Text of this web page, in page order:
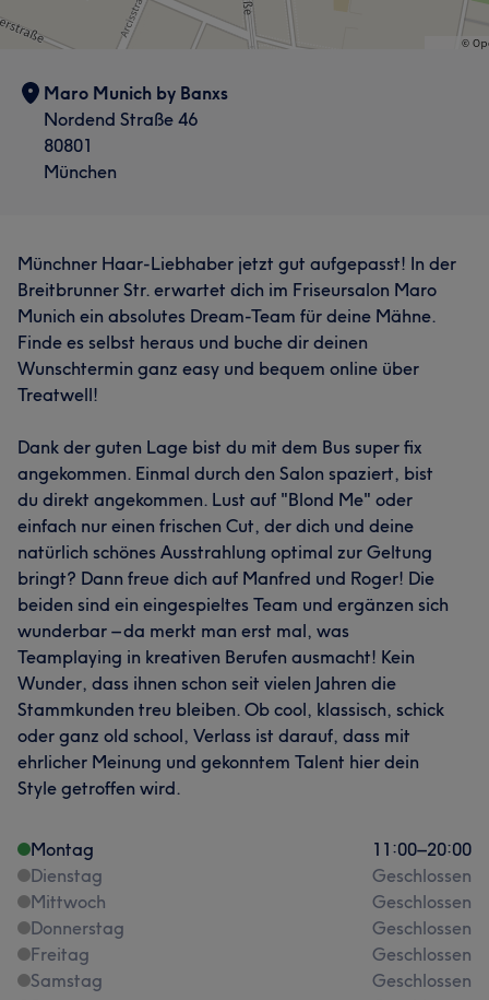
Maro Munich by Banxs
Nordend Straße 46
80801
München
Münchner Haar-Liebhaber jetzt gut aufgepasst! In der
Breitbrunner Str. erwartet dich im Friseursalon Maro
Munich ein absolutes Dream-Team für deine Mähne.
Finde es selbst heraus und buche dir deinen
Wunschtermin ganz easy und bequem online über
Treatwell!
Dank der guten Lage bist du mit dem Bus super fix
angekommen. Einmal durch den Salon spaziert, bist
du direkt angekommen. Lust auf "Blond Me" oder
einfach nur einen frischen Cut, der dich und deine
natürlich schönes Ausstrahlung optimal zur Geltung
bringt? Dann freue dich auf Manfred und Roger! Die
beiden sind ein eingespieltes Team und ergänzen sich
wunderbar – da merkt man erst mal, was
Teamplaying in kreativen Berufen ausmacht! Kein
Wunder, dass ihnen schon seit vielen Jahren die
Stammkunden treu bleiben. Ob cool, klassisch, schick
oder ganz old school, Verlass ist darauf, dass mit
ehrlicher Meinung und gekonntem Talent hier dein
Style getroffen wird.
Montag 11:00–20:00
Dienstag
Geschlossen
Mittwoch
Geschlossen
Donnerstag
Geschlossen
Freitag
Geschlossen
Samstag
Geschlossen